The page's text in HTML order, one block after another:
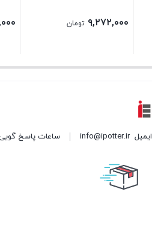
۹,۲۷۲,۰۰۰ تومان
ایمیلinfo@ipotter.ir ساعات پاسخ گویی ساعت اداری